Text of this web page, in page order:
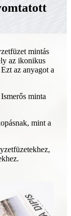
mintás
az ikonikus
az anyagot a
minta
mint a